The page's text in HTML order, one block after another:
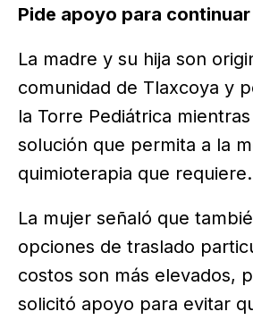
Pide apoyo para
La madre y su hija son
comunidad de Tlaxcoya y
la Torre Pediátrica
solución que permita a la
quimioterapia que requiere.
La mujer señaló que
opciones de traslado
costos son más elevados,
solicitó apoyo para evitar